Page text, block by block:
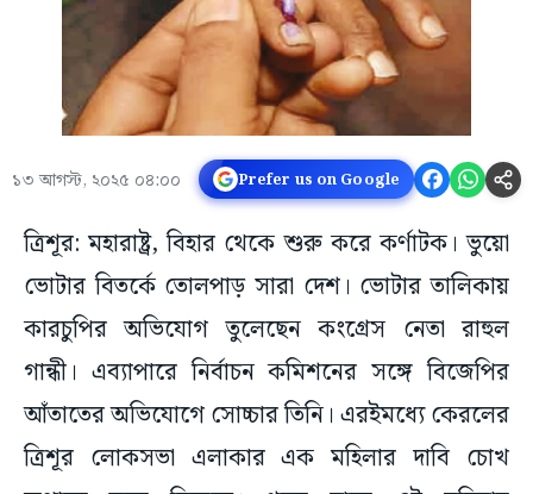
১৩ আগস্ট, ২০২৫ ০৪:০০ Prefer us on Google
ত্রিশূর: মহারাষ্ট্র, বিহার থেকে শুরু করে কর্ণাটক। ভুয়ো
ভোটার বিতর্কে তোলপাড় সারা দেশ। ভোটার তালিকায়
কারচুপির অভিযোগ তুলেছেন কংগ্রেস নেতা রাহুল
গান্ধী। এব্যাপারে নির্বাচন কমিশনের সঙ্গে বিজেপির
আঁতাতের অভিযোগে সোচ্চার তিনি। এরইমধ্যে কেরলের
ত্রিশূর লোকসভা এলাকার এক মহিলার দাবি চোখ